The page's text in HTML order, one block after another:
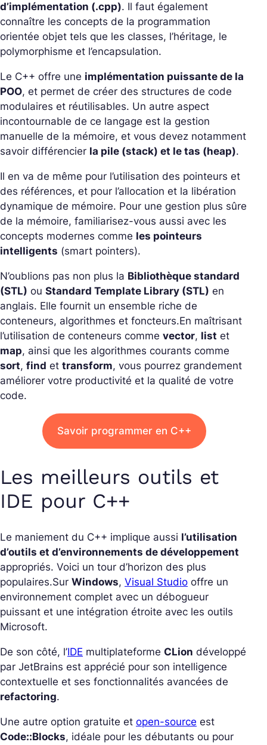
d’implémentation (.cpp). Il faut également
connaître les concepts de la programmation
orientée objet tels que les classes, l’héritage, le
polymorphisme et l’encapsulation.
Le C++ offre une implémentation puissante de la
POO, et permet de créer des structures de code
modulaires et réutilisables. Un autre aspect
incontournable de ce langage est la gestion
manuelle de la mémoire, et vous devez notamment
savoir différencier la pile (stack) et le tas (heap).
Il en va de même pour l’utilisation des pointeurs et
des références, et pour l’allocation et la libération
dynamique de mémoire. Pour une gestion plus sûre
de la mémoire, familiarisez-vous aussi avec les
concepts modernes comme les pointeurs
intelligents (smart pointers).
N’oublions pas non plus la Bibliothèque standard
(STL) ou Standard Template Library (STL) en
anglais. Elle fournit un ensemble riche de
conteneurs, algorithmes et foncteurs.En maîtrisant
l’utilisation de conteneurs comme vector, list et
map, ainsi que les algorithmes courants comme
sort, find et transform, vous pourrez grandement
améliorer votre productivité et la qualité de votre
code.
Savoir programmer en C++
Les meilleurs outils et
IDE pour C++
Le maniement du C++ implique aussi l’utilisation
d’outils et d’environnements de développement
appropriés. Voici un tour d’horizon des plus
populaires.Sur Windows, Visual Studio offre un
environnement complet avec un débogueur
puissant et une intégration étroite avec les outils
Microsoft.
De son côté, l’IDE multiplateforme CLion développé
par JetBrains est apprécié pour son intelligence
contextuelle et ses fonctionnalités avancées de
refactoring.
Une autre option gratuite et open-source est
Code::Blocks, idéale pour les débutants ou pour